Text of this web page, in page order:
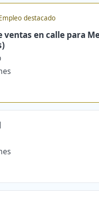
destacado
ventas en calle para